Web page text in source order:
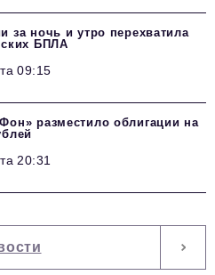
за ночь и утро перехватила
БПЛА
09:15
разместило облигации на
20:31